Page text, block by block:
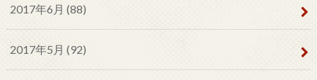
2017年6月 (88)
2017年5月 (92)